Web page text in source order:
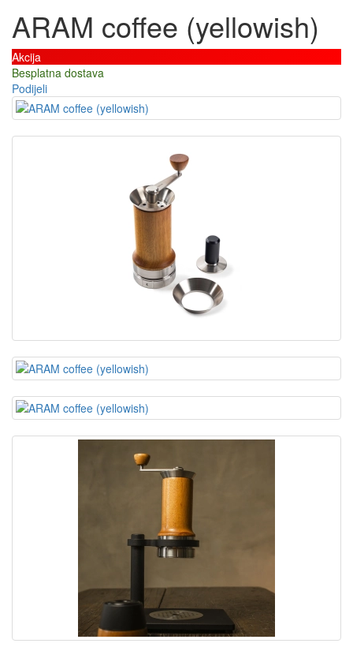
ARAM coffee (yellowish)
Akcija
Besplatna dostava
Podijeli